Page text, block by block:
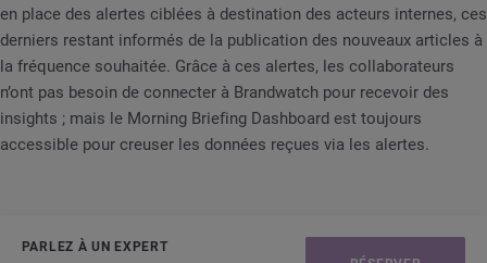
en place des alertes ciblées à destination des acteurs internes, ces
derniers restant informés de la publication des nouveaux articles à
la fréquence souhaitée. Grâce à ces alertes, les collaborateurs
n’ont pas besoin de connecter à Brandwatch pour recevoir des
insights ; mais le Morning Briefing Dashboard est toujours
accessible pour creuser les données reçues via les alertes.
PARLEZ À UN EXPERT